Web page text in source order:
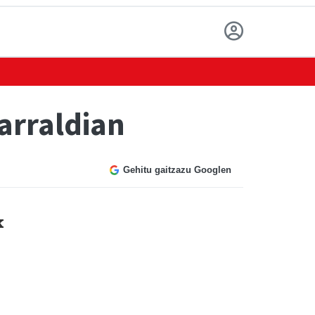
Gehitu gaitzazu Googlen